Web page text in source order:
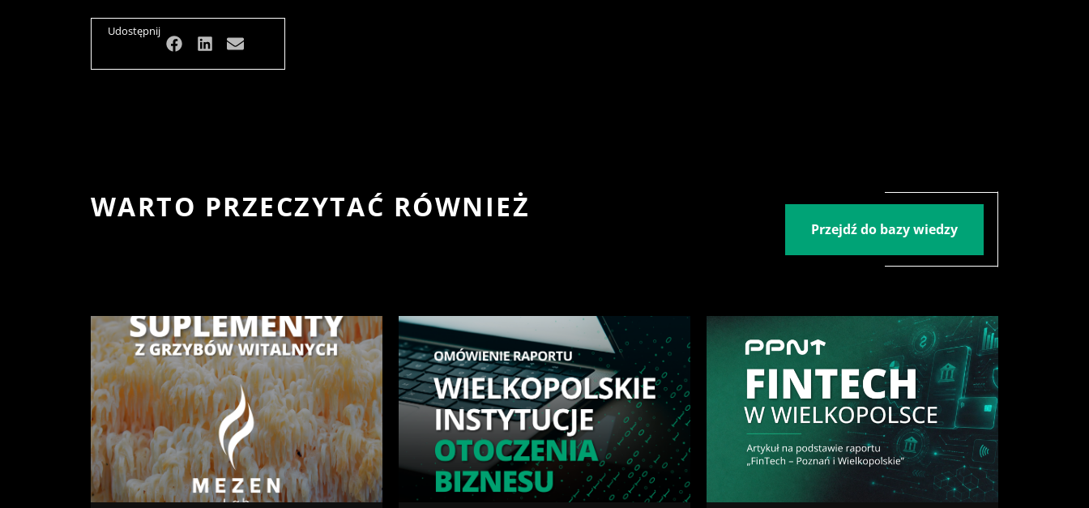
Udostępnij
WARTO PRZECZYTAĆ RÓWNIEŻ
Przejdź do bazy wiedzy